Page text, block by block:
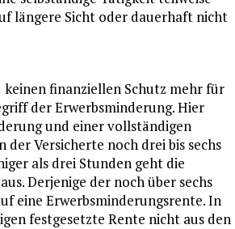
längere Sicht oder dauerhaft nicht
keinen finanziellen Schutz mehr für
der Erwerbsminderung. Hier
und einer vollständigen
Versicherte noch drei bis sechs
als drei Stunden geht die
Derjenige der noch über sechs
eine Erwerbsminderungsrente. In
festgesetzte Rente nicht aus den